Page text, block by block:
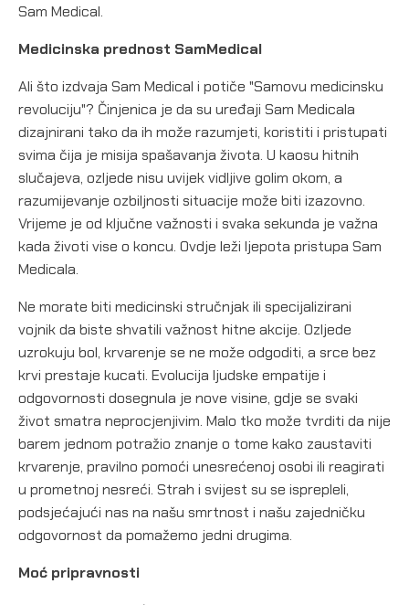
Sam Medical.
Medicinska prednost SamMedical
Ali što izdvaja Sam Medical i potiče "Samovu medicinsku
revoluciju"? Činjenica je da su uređaji Sam Medicala
dizajnirani tako da ih može razumjeti, koristiti i pristupati
svima čija je misija spašavanja života. U kaosu hitnih
slučajeva, ozljede nisu uvijek vidljive golim okom, a
razumijevanje ozbiljnosti situacije može biti izazovno.
Vrijeme je od ključne važnosti i svaka sekunda je važna
kada životi vise o koncu. Ovdje leži ljepota pristupa Sam
Medicala.
Ne morate biti medicinski stručnjak ili specijalizirani
vojnik da biste shvatili važnost hitne akcije. Ozljede
uzrokuju bol, krvarenje se ne može odgoditi, a srce bez
krvi prestaje kucati. Evolucija ljudske empatije i
odgovornosti dosegnula je nove visine, gdje se svaki
život smatra neprocjenjivim. Malo tko može tvrditi da nije
barem jednom potražio znanje o tome kako zaustaviti
krvarenje, pravilno pomoći unesrećenoj osobi ili reagirati
u prometnoj nesreći. Strah i svijest su se isprepleli,
podsjećajući nas na našu smrtnost i našu zajedničku
odgovornost da pomažemo jedni drugima.
Moć pripravnosti